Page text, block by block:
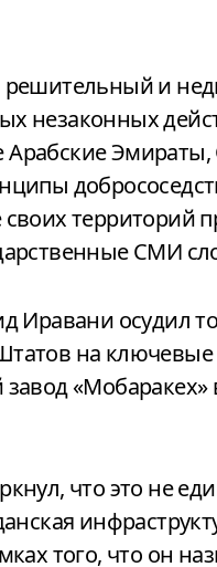
и
незаконных
Эмираты,
территорий
СМИ
Иравани осудил
на
что это не
того, что он